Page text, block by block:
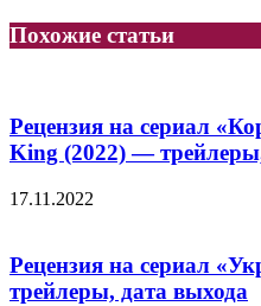
Похожие статьи
Рецензия на сериал
King (2022) —
17.11.2022
Рецензия на сериал
трейлеры, дата выхода